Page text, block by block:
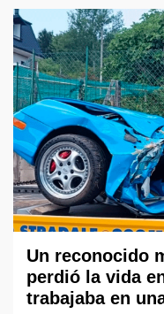
Un reconocido
perdió la vida
trabajaba en